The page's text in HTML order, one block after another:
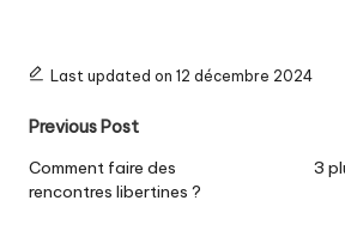
Last updated on 12 décembre 2024
Post
navigation
Previous Post
Comment faire des
rencontres libertines ?
3